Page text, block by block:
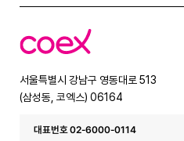
코
엑
서울특별시 강남구 영동대로 513
(삼성동, 코엑스) 06164
대표번호 02-6000-0114